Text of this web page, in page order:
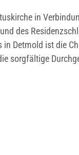
in
des
Detmold ist die
sorgfältige